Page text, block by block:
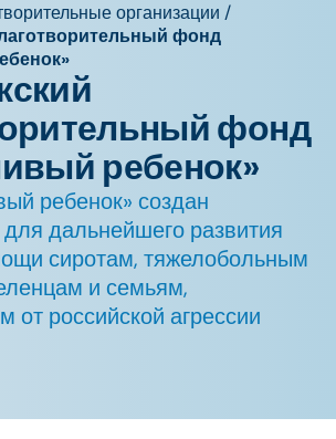
организации /
фонд
фонд
ребенок»
ребенок» создан
дальнейшего развития
сиротам, тяжелобольным
и семьям,
от российской агрессии